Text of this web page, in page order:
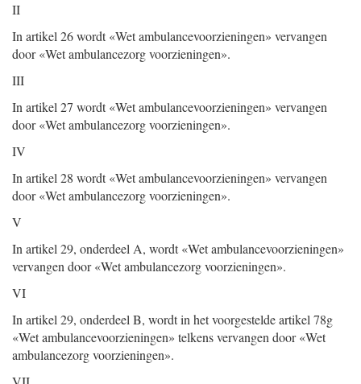
II
In artikel 26 wordt «Wet ambulancevoorzieningen» vervangen
door «Wet ambulancezorg voorzieningen».
III
In artikel 27 wordt «Wet ambulancevoorzieningen» vervangen
door «Wet ambulancezorg voorzieningen».
IV
In artikel 28 wordt «Wet ambulancevoorzieningen» vervangen
door «Wet ambulancezorg voorzieningen».
V
In artikel 29, onderdeel A, wordt «Wet ambulancevoorzieningen»
vervangen door «Wet ambulancezorg voorzieningen».
VI
In artikel 29, onderdeel B, wordt in het voorgestelde artikel 78g
«Wet ambulancevoorzieningen» telkens vervangen door «Wet
ambulancezorg voorzieningen».